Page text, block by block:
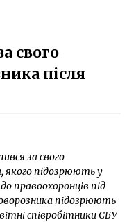
свого
після
за свого
якого підозрюють у
правоохоронців під
підозрюють
співробітники СБУ